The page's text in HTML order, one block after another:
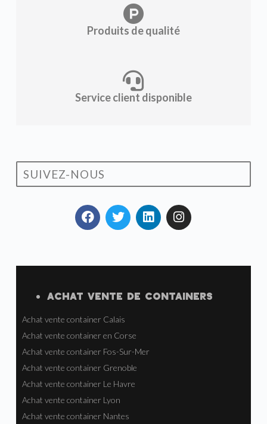
Produits de qualité
Service client disponible
SUIVEZ-NOUS
ACHAT VENTE DE CONTAINERS
Achat vente container Calais
Achat vente container en Corse
Achat vente container Fos-Sur-Mer
Achat vente container Grenoble
Achat vente container Le Havre
Achat vente container Lyon
Achat vente container Nantes